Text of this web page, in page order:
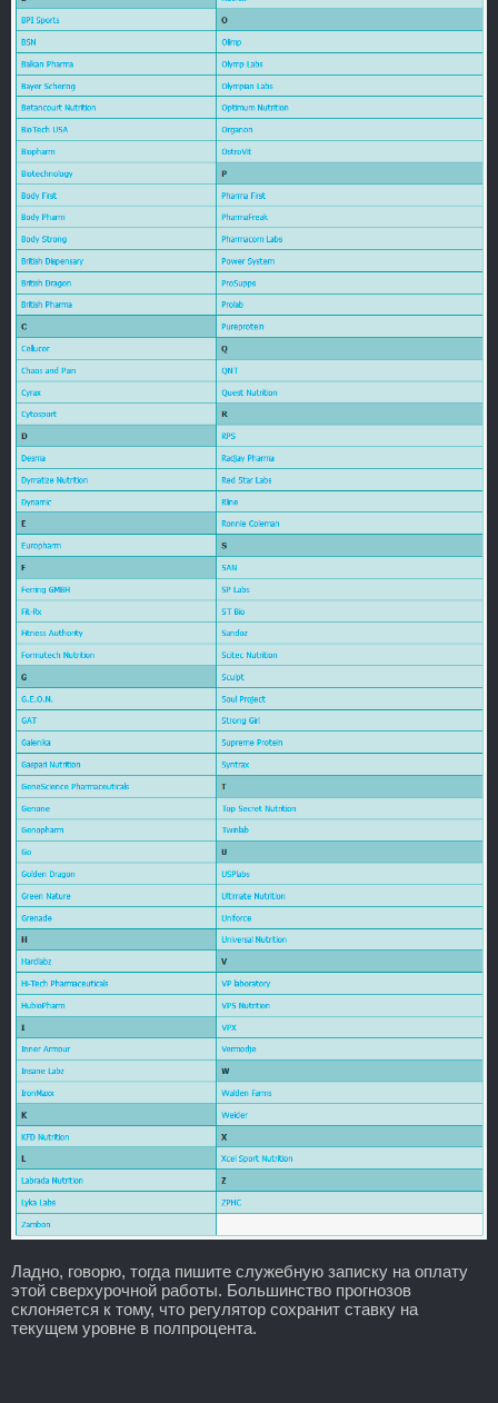
Ладно, говорю, тогда пишите служебную записку на оплату
этой сверхурочной работы. Большинство прогнозов
склоняется к тому, что регулятор сохранит ставку на
текущем уровне в полпроцента.